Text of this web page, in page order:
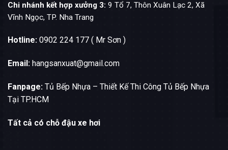
Chi nhánh kết hợp xưởng 3: 9 Tổ 7, Thôn Xuân Lạc 2, Xã
Vĩnh Ngọc, TP. Nha Trang
Hotline: 0902 224 177 ( Mr Sơn )
Email: hangsanxuat@gmail.com
Fanpage: Tủ Bếp Nhựa – Thiết Kế Thi Công Tủ Bếp Nhựa
Tại TP.HCM
Tất cả có chỗ đậu xe hơi